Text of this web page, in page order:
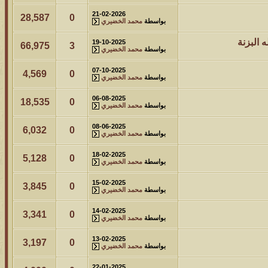
21-02-2026
بواسطة محمد الخضيري 0
28,587
19-10-2025
بواسطة محمد الخضيري 3
66,975
07-10-2025
بواسطة محمد الخضيري 0
4,569
06-08-2025
بواسطة محمد الخضيري 0
18,535
08-06-2025
بواسطة محمد الخضيري 0
6,032
18-02-2025
بواسطة محمد الخضيري 0
5,128
15-02-2025
بواسطة محمد الخضيري 0
3,845
14-02-2025
بواسطة محمد الخضيري 0
3,341
13-02-2025
بواسطة محمد الخضيري 0
3,197